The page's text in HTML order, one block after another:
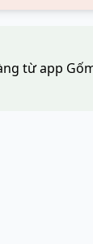
từ app